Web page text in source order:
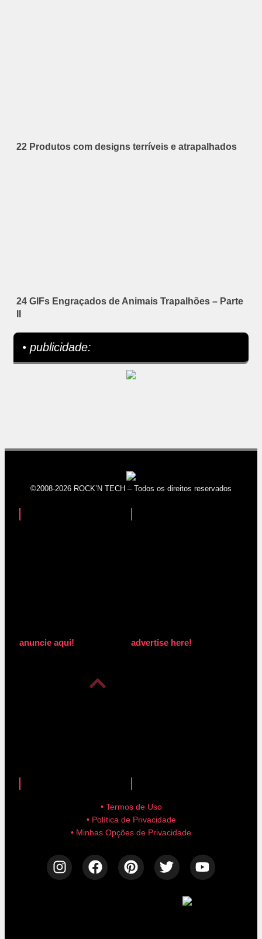
22 Produtos com designs terríveis e atrapalhados
24 GIFs Engraçados de Animais Trapalhões – Parte
• publicidade:
©2008-2026 ROCK’N TECH – Todos os direitos reservados
anuncie aqui! advertise here!
• Termos de Uso
• Política de Privacidade
• Minhas Opções de Privacidade